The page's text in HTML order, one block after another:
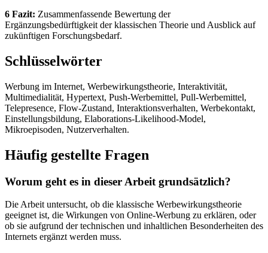
6 Fazit: Zusammenfassende Bewertung der
Ergänzungsbedürftigkeit der klassischen Theorie und Ausblick auf
zukünftigen Forschungsbedarf.
Schlüsselwörter
Werbung im Internet, Werbewirkungstheorie, Interaktivität,
Multimedialität, Hypertext, Push-Werbemittel, Pull-Werbemittel,
Telepresence, Flow-Zustand, Interaktionsverhalten, Werbekontakt,
Einstellungsbildung, Elaborations-Likelihood-Model,
Mikroepisoden, Nutzerverhalten.
Häufig gestellte Fragen
Worum geht es in dieser Arbeit grundsätzlich?
Die Arbeit untersucht, ob die klassische Werbewirkungstheorie
geeignet ist, die Wirkungen von Online-Werbung zu erklären, oder
ob sie aufgrund der technischen und inhaltlichen Besonderheiten des
Internets ergänzt werden muss.